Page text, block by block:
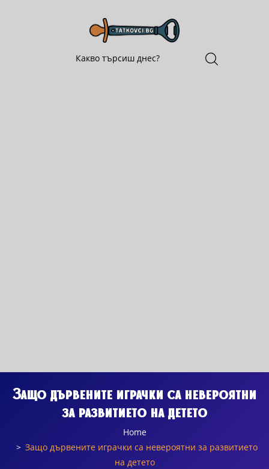
Защо дървените играчки са невероятни
за развитието на детето
Home
Защо дървените играчки са невероятни за развитието
на детето